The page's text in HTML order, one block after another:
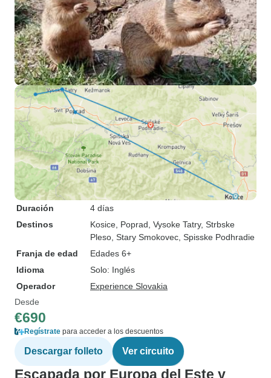
Duración
4 días
Destinos
Kosice , Poprad , Vysoke Tatry, Strbske
Pleso , Stary Smokovec , Spisske Podhradie
Franja de edad
Edades 6+
Idioma
Solo: Inglés
Operador
Experience Slovakia
Desde
€690
Regístrate para acceder a los descuentos
Descargar folleto Ver circuito
Escapada por Europa del Este y